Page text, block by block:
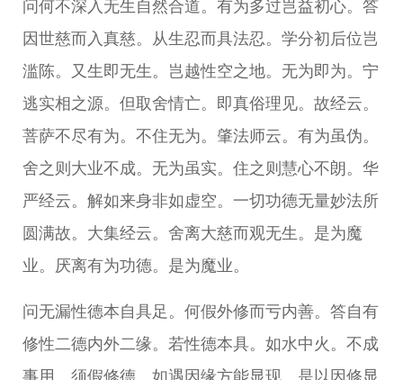
问何不深入无生自然合道。有为多过岂益初心。答
因世慈而入真慈。从生忍而具法忍。学分初后位岂
滥陈。又生即无生。岂越性空之地。无为即为。宁
逃实相之源。但取舍情亡。即真俗理见。故经云。
菩萨不尽有为。不住无为。肇法师云。有为虽伪。
舍之则大业不成。无为虽实。住之则慧心不朗。华
严经云。解如来身非如虚空。一切功德无量妙法所
圆满故。大集经云。舍离大慈而观无生。是为魔
业。厌离有为功德。是为魔业。
问无漏性德本自具足。何假外修而亏内善。答自有
修性二德内外二缘。若性德本具。如水中火。不成
事用。须假修德。如遇因缘方能显现。是以因修显